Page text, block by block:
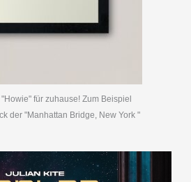
für zuhause! Zum Beispiel
der "Manhattan Bridge, New York "